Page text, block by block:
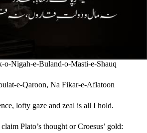
o-Nigah-e-Buland-o-Masti-e-Shauq
e-Qaroon, Na Fikar-e-Aflatoon
lofty gaze and zeal is all I hold.
Plato’s thought or Croesus’ gold: